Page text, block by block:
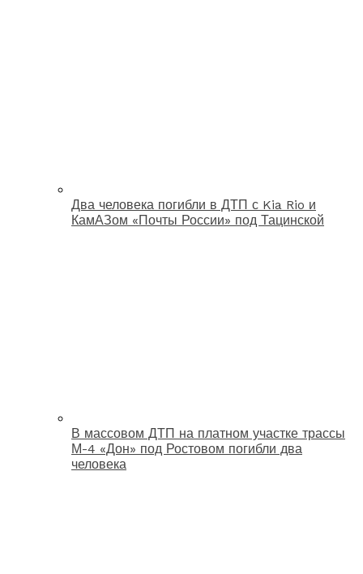
Два человека погибли в ДТП с Kia Rio и
КамАЗом «Почты России» под Тацинской
В массовом ДТП на платном участке трассы
М-4 «Дон» под Ростовом погибли два
человека